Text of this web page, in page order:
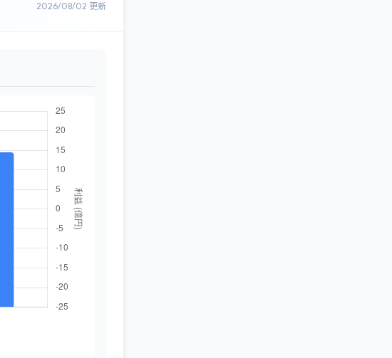
2026/08/02 更新